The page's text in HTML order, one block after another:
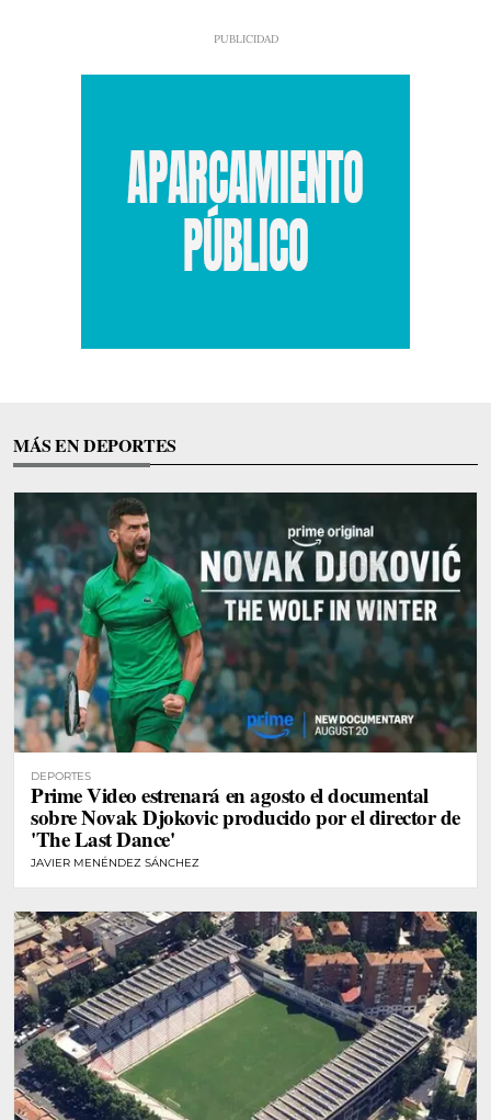
MÁS EN DEPORTES
DEPORTES
Prime Video estrenará en agosto el documental
sobre Novak Djokovic producido por el director de
'The Last Dance'
JAVIER MENÉNDEZ SÁNCHEZ